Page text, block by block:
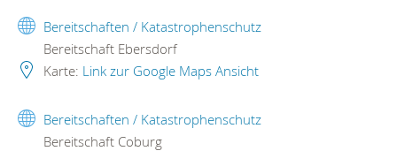
Bereitschaften / Katastrophenschutz
Bereitschaft Ebersdorf
Karte: Link zur Google Maps Ansicht
Bereitschaften / Katastrophenschutz
Bereitschaft Coburg